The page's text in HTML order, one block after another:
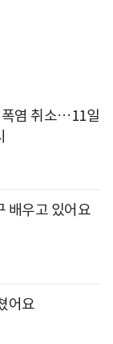
폭염 취소…11일
배우고 있어요
어요